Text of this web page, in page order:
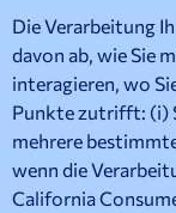
Die Verarbeitung
davon ab, wie Sie
interagieren, wo
Punkte zutrifft: (i)
mehrere
wenn die
California